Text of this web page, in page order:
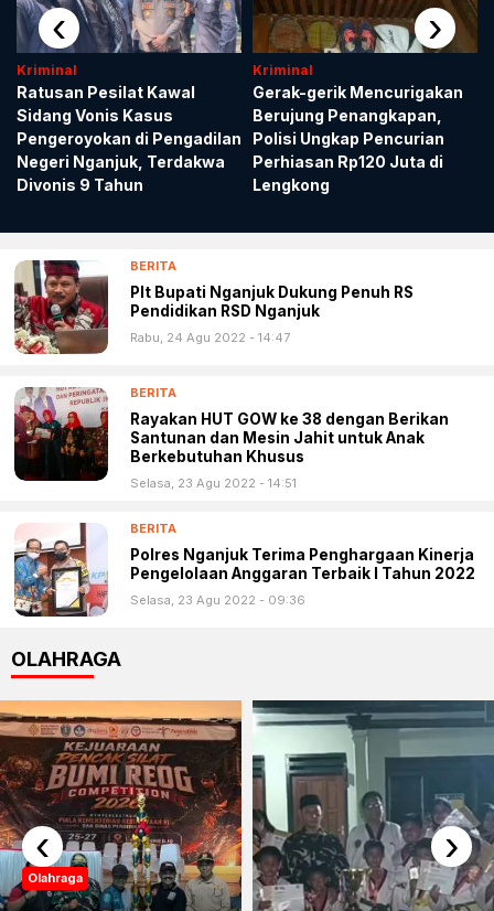
Kriminal
Ratusan Pesilat Kawal
Sidang Vonis Kasus
Pengeroyokan di Pengadilan
Negeri Nganjuk, Terdakwa
Divonis 9 Tahun
Kriminal
Gerak-gerik Mencurigakan
Berujung Penangkapan,
Polisi Ungkap Pencurian
Perhiasan Rp120 Juta di
Lengkong
‹ ›
BERITA
Plt Bupati Nganjuk Dukung Penuh RS
Pendidikan RSD Nganjuk
Rabu, 24 Agu 2022 - 14:47
BERITA
Rayakan HUT GOW ke 38 dengan Berikan
Santunan dan Mesin Jahit untuk Anak
Berkebutuhan Khusus
Selasa, 23 Agu 2022 - 14:51
BERITA
Polres Nganjuk Terima Penghargaan Kinerja
Pengelolaan Anggaran Terbaik I Tahun 2022
Selasa, 23 Agu 2022 - 09:36
OLAHRAGA
Olahraga
‹ ›